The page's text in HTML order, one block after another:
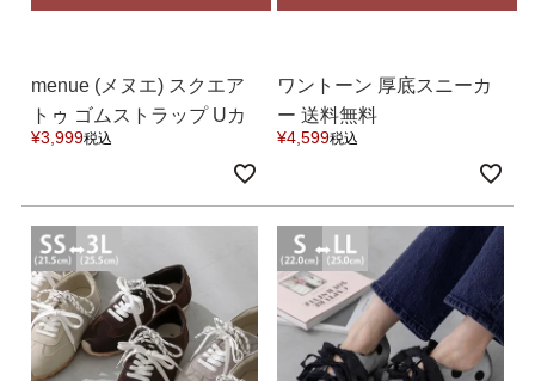
menue (メヌエ) スクエア
トゥ ゴムストラップ Uカ
ットフラットパンプス 送
料無料 8月末日頃発送予定
¥3,999税込
ワントーン 厚底スニーカ
ー 送料無料
¥4,599税込